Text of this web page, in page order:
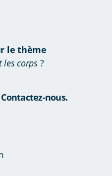
le thème
lescorps?
nous.